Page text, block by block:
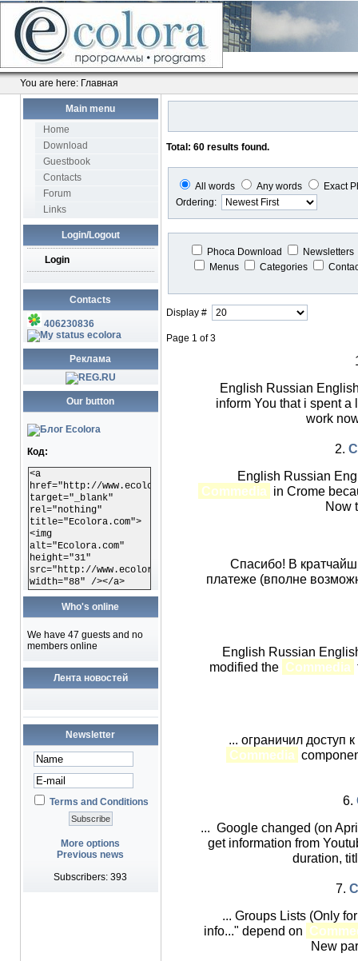
You are here: Главная
Main menu
Home
Download
Guestbook
Contacts
Forum
Links
Login/Logout
Login
Contacts
406230836
ecolora
Реклама
Our button
Код:
<a
href="http://www.ecolora.com"
target="_blank"
rel="nothing"
title="Ecolora.com">
<img
alt="Ecolora.com"
height="31"
src="http://www.ecolora.com/images/ecoloracom.gif"
width="88" /></a>
Who's online
We have 47 guests and no
members online
Лента новостей
Newsletter
Terms and Conditions
More options
Previous news
Subscribers: 393
Total: 60 results found.
All words Any words
Exact
Ordering:
Phoca Download
Newsletters
Menus
Categories
Display #
Page 1 of 3
English Russian
inform You that i spent
work
2.
English Russian
Commedia in Crome
Now
Спасибо! В
платеже (вполне
English Russian
modified the Commedia
... ограничил доступ
Commedia
6.
... Google changed (on
get information from
duration,
7.
... Groups Lists (Only
info..." depend on
New